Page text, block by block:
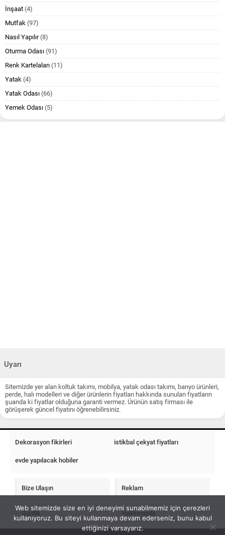
İnşaat (4)
Mutfak (97)
Nasıl Yapılır(8)
Oturma Odası (91)
Renk Kartelaları (11)
Yatak (4)
Yatak Odası (66)
Yemek Odası (5)
Uyarı
Sitemizde yer alan koltuk takımı, mobilya, yatak odası takımı, banyo ürünleri,
perde, halı modelleri ve diğer ürünlerin fiyatları hakkında sunulan fiyatların
şuanda ki fiyatlar olduğuna garanti vermez. Ürünün satış firması ile
görüşerek güncel fiyatını öğrenebilirsiniz.
Dekorasyon fikirleri istikbal çekyat fiyatları
evde yapılacak hobiler
Bize Ulaşın Reklam
Gizlilik Hakkımızda
Web sitemizde size en iyi deneyimi sunabilmemiz için çerezleri
kullanıyoruz. Bu siteyi kullanmaya devam ederseniz, bunu kabul
ettiğinizi varsayarız.